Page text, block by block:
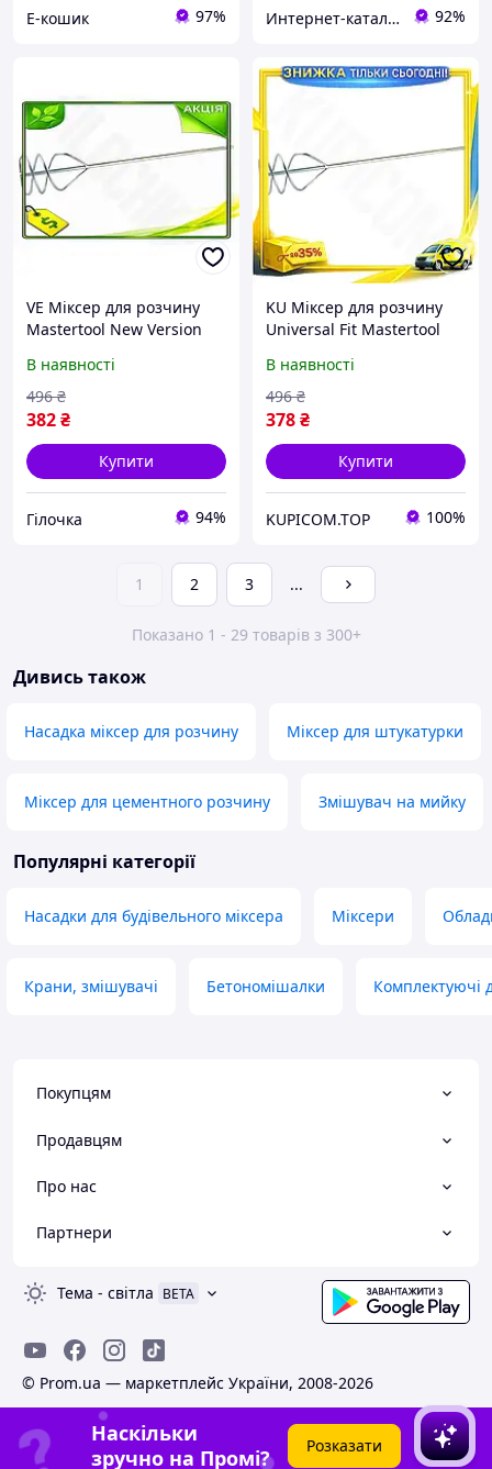
Е-кошик 97% Интернет-кат​ал​ог ски​​д​​​​ок "1000" 92%
VE Міксер для розчину
Mastertool New Version
будівельних робіт
змішувач для бетону
N6W_VER
В наявності
382₴
496 ₴
Купити
Гілочка 94%
KU Міксер для розчину
Universal Fit Mastertool
будівельних робіт
змішувач для бетон
Uni2L_K
В наявності
378₴
496 ₴
Купити
KUPICOM.TOP 100%
1 2 3 ...
Показано 1 - 29 товарів з 300+
Дивись також
Насадка міксер для розчину Міксер для штукатурки
Міксер для цементного розчину Змішувач на мийку
Популярні категорії
Насадки для будівельного міксера Міксери
Крани, змішувачі Бетономішалки Комплектуючі
Покупцям
Продавцям
Про нас
Партнери
Тема - світла BETA
© Prom.ua — маркетплейс України, 2008-2026
Наскільки
зручно на Промі?
Розказати